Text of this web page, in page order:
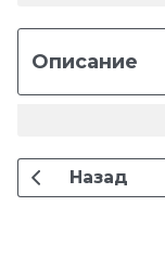
Описание
Назад